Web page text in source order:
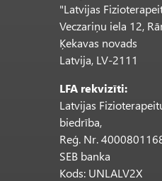
"Latvijas
Veczariņu iela 12,
Ķekavas novads
Latvija, LV-2111
LFA rekvizīti:
Latvijas
biedrība,
Reģ. Nr.
SEB banka
Kods: UNLALV2X